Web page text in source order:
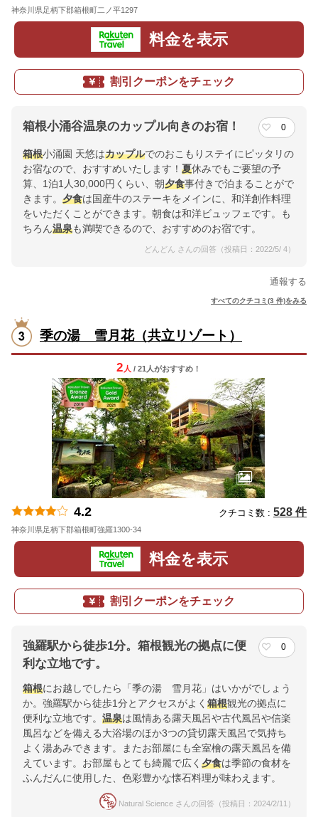
神奈川県足柄下郡箱根町二ノ平1297
料金を表示
割引クーポンをチェック
箱根小涌谷温泉のカップル向きのお宿！ 0
箱根小涌園 天悠はカップルでのおこもりステイにピッタリの
お宿なので、おすすめいたします！ 夏休みでもご要望の予
算、1泊1人30,000円くらい、朝夕食事付きで泊まることがで
きます。 夕食は国産牛のステーキをメインに、和洋創作料理
をいただくことができます。朝食は和洋ビュッフェです。も
ちろん温泉も満喫できるので、おすすめのお宿です。
どんどん さんの回答（投稿日：2022/5/ 4）
通報する
すべてのクチコミ(3 件)をみる
季の湯 雪月花（共立リゾート）
2 人 / 21人がおすすめ！
4.2 クチコミ数 : 528 件
神奈川県足柄下郡箱根町強羅1300-34
料金を表示
割引クーポンをチェック
強羅駅から徒歩1分。箱根観光の拠点に便
利な立地です。
0
箱根にお越しでしたら「季の湯 雪月花」はいかがでしょう
か。強羅駅から徒歩1分とアクセスがよく 箱根観光の拠点に
便利な立地です。 温泉は風情ある露天風呂や古代風呂や信楽
風呂などを備える大浴場のほか3つの貸切露天風呂で気持ち
よく湯あみできます。またお部屋にも全室檜の露天風呂を備
えています。お部屋もとても綺麗で広く 夕食は季節の食材を
ふんだんに使用した、色彩豊かな懐石料理が味わえます。
Natural Science さんの回答（投稿日：2024/2/11）